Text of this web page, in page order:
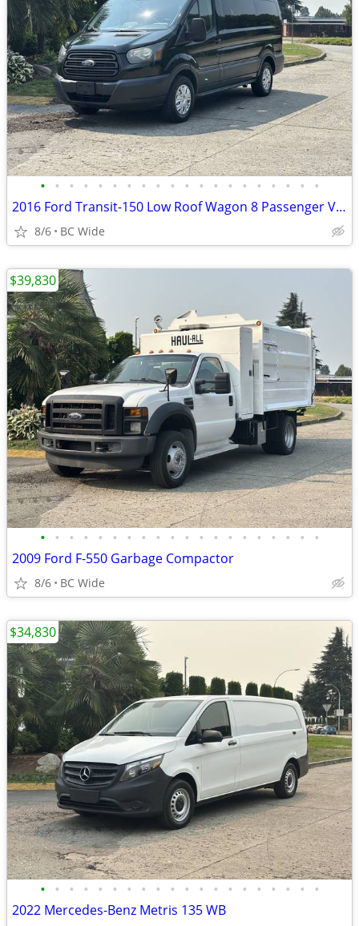
• • • • • • • • • • • • • • • • • • • •
2016 Ford Transit-150 Low Roof Wagon 8 Passenger Van
8/6 BC Wide
• • • • • • • • • • • • • • • • • • • •
2009 Ford F-550 Garbage Compactor
8/6 BC Wide
$39,830
• • • • • • • • • • • • • • • • • • • •
2022 Mercedes-Benz Metris 135 WB
$34,830